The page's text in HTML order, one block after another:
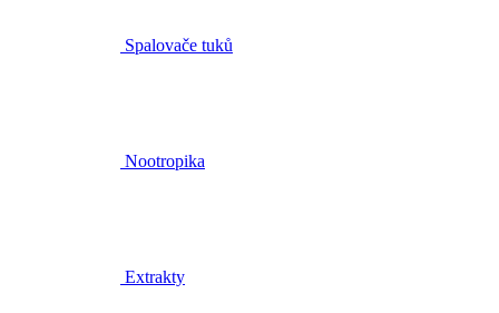
Spalovače tuků
Nootropika
Extrakty